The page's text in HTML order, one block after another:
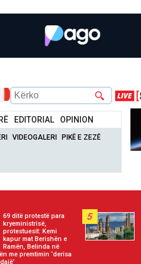
EDITORIAL OPINION
VIDEOGALERI PIKË E ZEZË
69 ditë protestë para
kryeministrisë,
protestuesit: Kemi
kapur mat Berishën e
Ramën, Belinda në
me premtimin ‘derisa
5